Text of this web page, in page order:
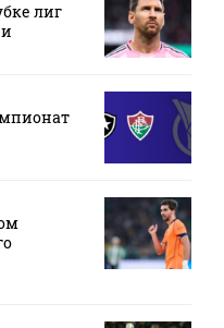
лиг